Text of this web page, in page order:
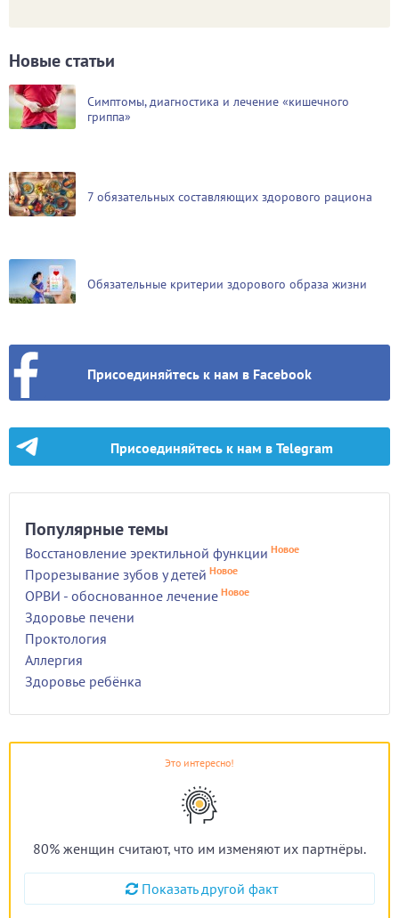
Новые статьи
Симптомы, диагностика и лечение «кишечного
гриппа»
7 обязательных составляющих здорового рациона
Обязательные критерии здорового образа жизни
Присоединяйтесь к нам в Facebook
Присоединяйтесь к нам в Telegram
Популярные темы
Восстановление эректильной функции Новое
Прорезывание зубов у детей Новое
ОРВИ - обоснованное лечение Новое
Здоровье печени
Проктология
Аллергия
Здоровье ребёнка
Это интересно!
80% женщин считают, что им изменяют их партнёры.
Показать другой факт